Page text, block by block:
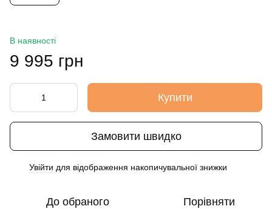
В наявності
9 995 грн
Купити
Замовити швидко
Увійти для відображення накопичувальної знижки
До обраного Порівняти